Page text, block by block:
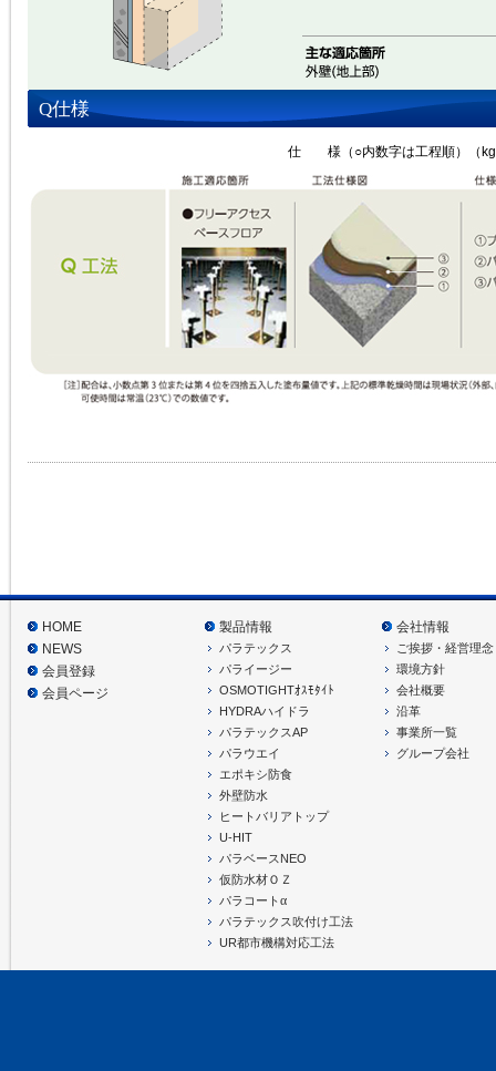
Q仕様
仕 様（○内数字は工程順）（
HOME
NEWS
会員登録
会員ページ
製品情報
パラテックス
パライージー
OSMOTIGHTｵｽﾓﾀｲﾄ
HYDRAハイドラ
パラテックスAP
パラウエイ
エポキシ防食
外壁防水
ヒートバリアトップ
U-HIT
パラベースNEO
仮防水材ＯＺ
パラコートα
パラテックス吹付け工法
UR都市機構対応工法
会社情報
ご挨拶・経営理念
環境方針
会社概要
沿革
事業所一覧
グループ会社